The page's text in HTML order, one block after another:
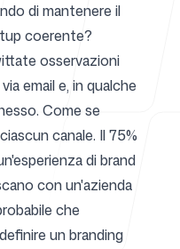
di mantenere il
coerente?
osservazioni
email e, in qualche
Come se
canale. Il 75%
di brand
con un'azienda
che
un branding